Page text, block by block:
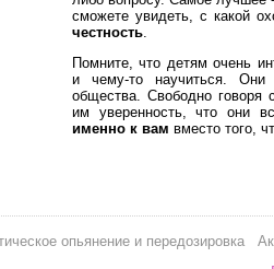
сможете увидеть, с какой
честность
Помните, что детям очень
и чему-то научиться.
общества. Свободно говоря
им уверенность, что они
именно к вам вместо того,
опьянение и передозировка